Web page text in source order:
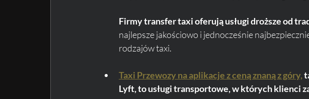
Firmy transfer taxi oferują usługi droższe od
najlepsze jakościowo i jednocześnie
rodzajów taxi.
Taxi Przewozy na aplikacje z ceną znaną z góry,
Lyft, to usługi transportowe, w których klienci